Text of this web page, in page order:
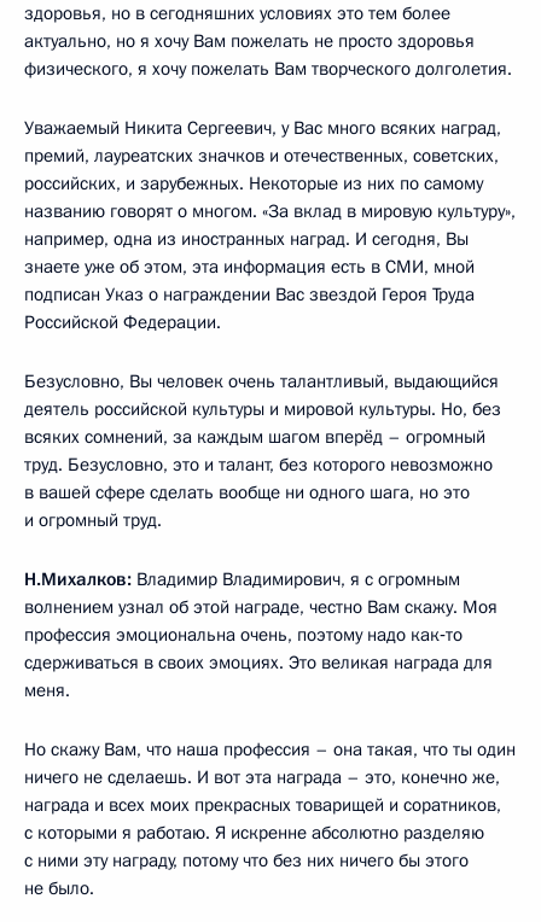
здоровья, но в сегодняшних условиях это тем более
актуально, но я хочу Вам пожелать не просто здоровья
физического, я хочу пожелать Вам творческого долголетия.
Уважаемый Никита Сергеевич, у Вас много всяких наград,
премий, лауреатских значков и отечественных, советских,
российских, и зарубежных. Некоторые из них по самому
названию говорят о многом. «За вклад в мировую культуру»,
например, одна из иностранных наград. И сегодня, Вы
знаете уже об этом, эта информация есть в СМИ, мной
подписан Указ о награждении Вас звездой Героя Труда
Российской Федерации.
Безусловно, Вы человек очень талантливый, выдающийся
деятель российской культуры и мировой культуры. Но, без
всяких сомнений, за каждым шагом вперёд – огромный
труд. Безусловно, это и талант, без которого невозможно
в вашей сфере сделать вообще ни одного шага, но это
и огромный труд.
Н.Михалков: Владимир Владимирович, я с огромным
волнением узнал об этой награде, честно Вам скажу. Моя
профессия эмоциональна очень, поэтому надо как‑то
сдерживаться в своих эмоциях. Это великая награда для
меня.
Но скажу Вам, что наша профессия – она такая, что ты один
ничего не сделаешь. И вот эта награда – это, конечно же,
награда и всех моих прекрасных товарищей и соратников,
с которыми я работаю. Я искренне абсолютно разделяю
с ними эту награду, потому что без них ничего бы этого
не было.